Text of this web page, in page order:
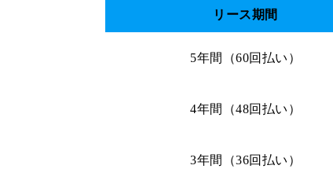
リース期間
5年間（60回払い）
4年間（48回払い）
3年間（36回払い）